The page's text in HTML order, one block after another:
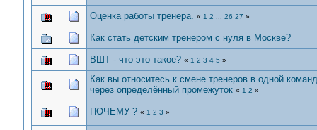
Оценка работы тренера. « 1 2 26 27 »
Как стать детским тренером с нуля в Москве?
ВШТ - что это такое? « 1 2 3 4 5 »
Как вы относитесь к смене тренеров в одной
через определённый промежуток « 1 2 »
ПОЧЕМУ ? « 1 2 3 »